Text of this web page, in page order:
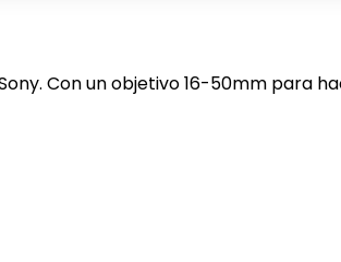
Con un objetivo 16-50mm para